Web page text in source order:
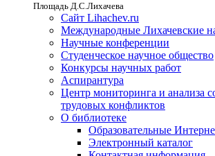
Площадь Д.С.Лихачева
Сайт Lihachev.ru
Международные Лихачевские
Научные конференции
Студенческое научное общество
Конкурсы научных работ
Аспирантура
Центр мониторинга и анализа
трудовых конфликтов
О библиотеке
Образовательные
Электронный каталог